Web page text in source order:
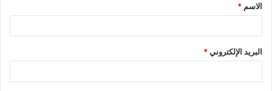
الاسم *
البريد الإلكتروني*